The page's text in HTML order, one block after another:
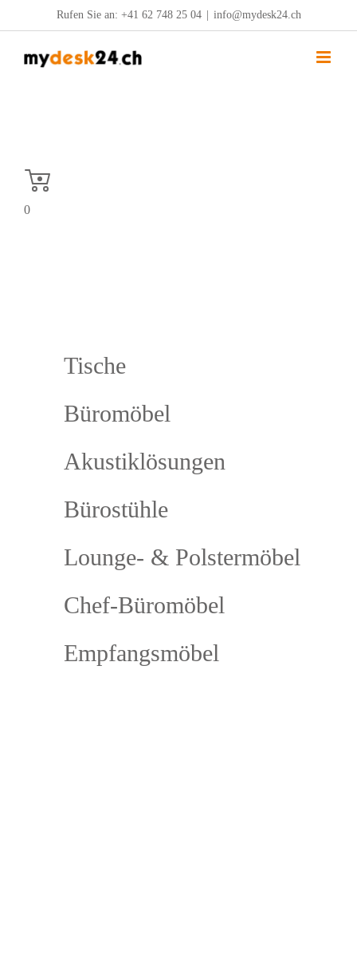
Inhalt
springen
Rufen Sie an: +41 62 748 25 04 info@mydesk24.ch
0
Tische
Büromöbel
Akustiklösungen
Bürostühle
Lounge- & Polstermöbel
Chef-Büromöbel
Empfangsmöbel